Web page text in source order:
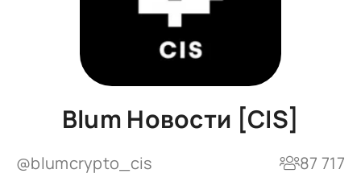
Blum Новости [CIS]
@blumcrypto_cis 87 717